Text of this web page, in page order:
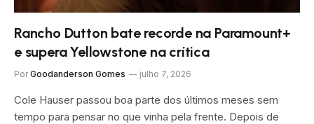
Rancho Dutton bate recorde na Paramount+
e supera Yellowstone na crítica
Por Goodanderson Gomes julho 7, 2026
Cole Hauser passou boa parte dos últimos meses sem
tempo para pensar no que vinha pela frente. Depois de